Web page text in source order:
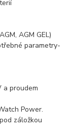
AGM GEL)
parametry-
a proudem
Power.
záložkou